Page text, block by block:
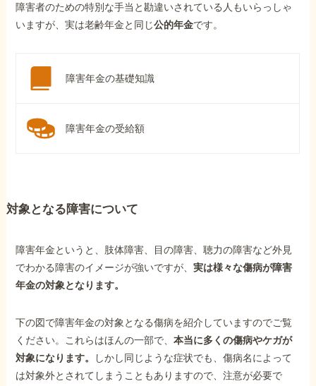
障害者のための特別な手当と勘違いされている人もいらっしゃ
いますが、実は老齢年金と同じ公的年金です。
障害年金の基礎知識
障害年金の受給額
対象となる障害について
障害年金というと、肢体障害、目の障害、聴力の障害など外見
でわかる障害のイメージが強いですが、実は様々な傷病が障害
年金の対象となります。
下の図で障害年金の対象となる傷病を紹介していますのでご覧
ください。これらはほんの一部で、本当に多くの傷病やケガが
対象になります。
しかし同じような症状でも、傷病名によって
は対象外とされてしまうこともありますので、注意が必要で